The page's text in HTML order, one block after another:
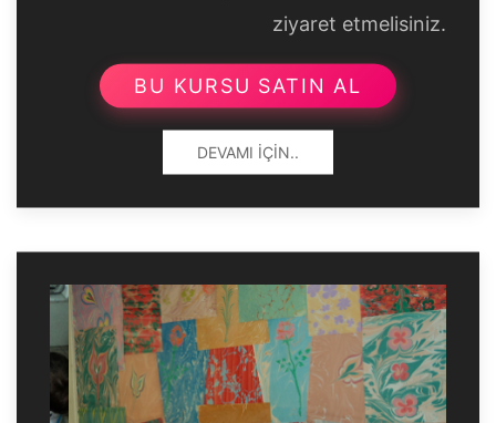
ziyaret etmelisiniz.
BU KURSU SATIN AL
DEVAMI İÇIN..